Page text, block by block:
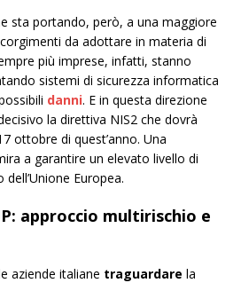
sta portando, però, a una maggiore
da adottare in materia di
più imprese, infatti, stanno
sistemi di sicurezza informatica
danni. E in questa direzione
la direttiva NIS2 che dovrà
ottobre di quest’anno. Una
a garantire un elevato livello di
dell’Unione Europea.
: approccio multirischio e
aziende italiane traguardare la